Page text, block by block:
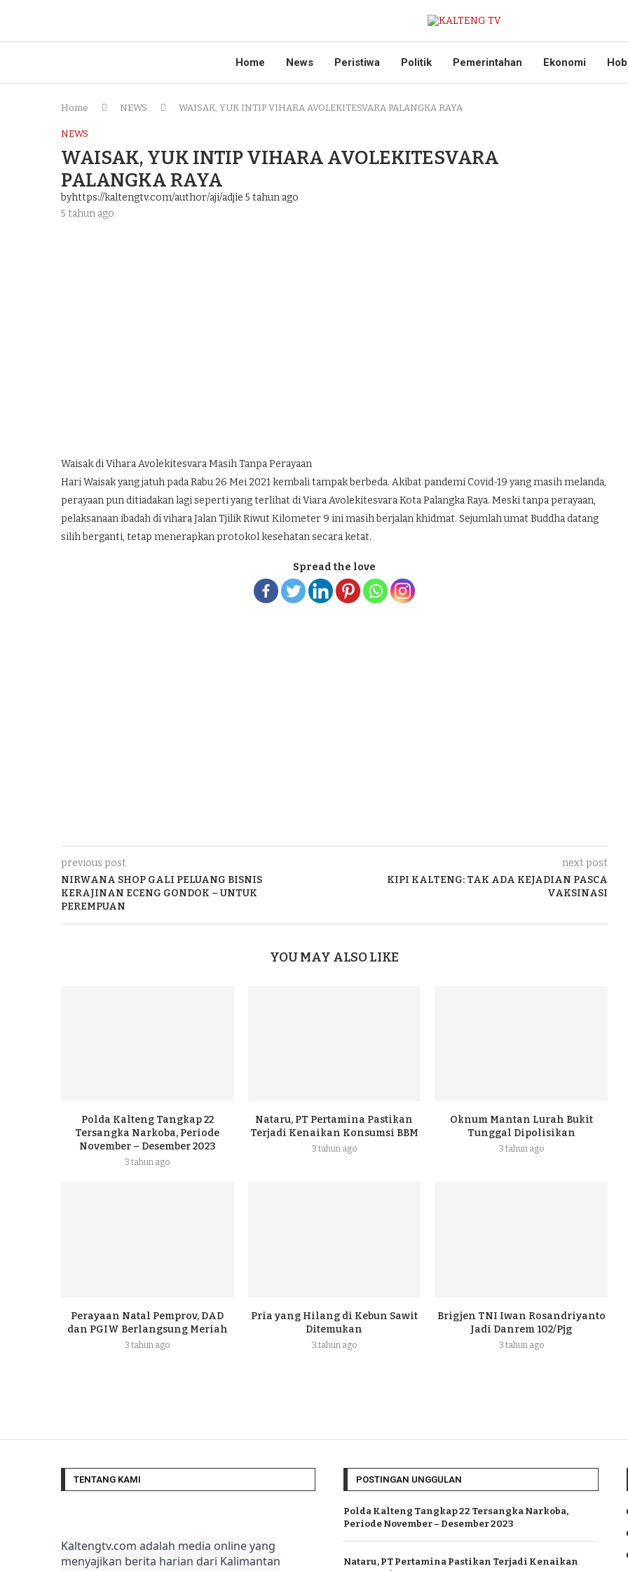
Home News Peristiwa Politik Pemerintahan Ekonomi
Home NEWS WAISAK, YUK INTIP VIHARA AVOLEKITESVARA PALANGKA RAYA
NEWS
WAISAK, YUK INTIP VIHARA AVOLEKITESVARA
PALANGKA RAYA
byhttps://kaltengtv.com/author/aji/adjie 5 tahun ago
5 tahun ago
Waisak di Vihara Avolekitesvara Masih Tanpa Perayaan
Hari Waisak yang jatuh pada Rabu 26 Mei 2021 kembali tampak berbeda. Akibat pandemi Covid-19 yang masih melanda,
perayaan pun ditiadakan lagi seperti yang terlihat di Viara Avolekitesvara Kota Palangka Raya. Meski tanpa perayaan,
pelaksanaan ibadah di vihara Jalan Tjilik Riwut Kilometer 9 ini masih berjalan khidmat. Sejumlah umat Buddha datang
silih berganti, tetap menerapkan protokol kesehatan secara ketat.
Spread the love
previous post
NIRWANA SHOP GALI PELUANG BISNIS
KERAJINAN ECENG GONDOK – UNTUK
PEREMPUAN
next post
KIPI KALTENG: TAK ADA KEJADIAN PASCA
VAKSINASI
YOU MAY ALSO LIKE
Polda Kalteng Tangkap 22
Tersangka Narkoba, Periode
November – Desember 2023
3 tahun ago
Nataru, PT Pertamina Pastikan
Terjadi Kenaikan Konsumsi BBM
3 tahun ago
Oknum Mantan Lurah Bukit
Tunggal Dipolisikan
3 tahun ago
Perayaan Natal Pemprov, DAD
dan PGIW Berlangsung Meriah
3 tahun ago
Pria yang Hilang di Kebun Sawit
Ditemukan
3 tahun ago
Brigjen TNI Iwan Rosandriyanto
Jadi Danrem 102/Pjg
3 tahun ago
TENTANG KAMI
Kaltengtv.com adalah media online yang
menyajikan berita harian dari Kalimantan
POSTINGAN UNGGULAN
Polda Kalteng Tangkap 22 Tersangka Narkoba,
Periode November – Desember 2023
Nataru, PT Pertamina Pastikan Terjadi Kenaikan